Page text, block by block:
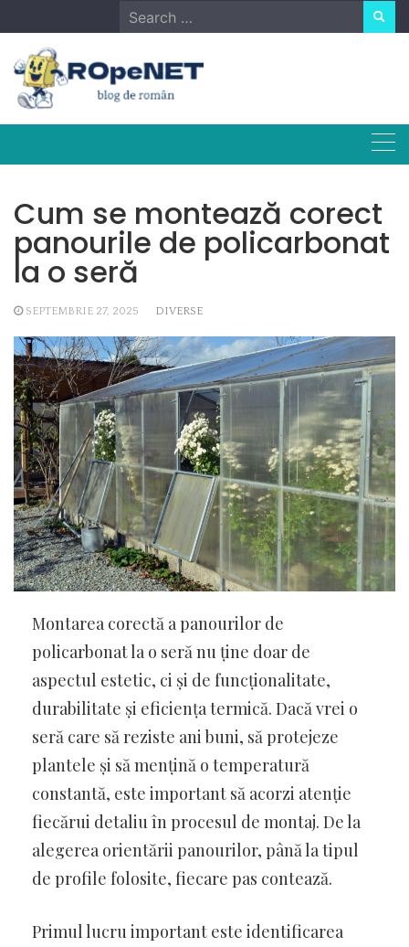
to
content
Search
for:
Cum se montează corect
panourile de policarbonat
la o seră
SEPTEMBRIE 27, 2025 DIVERSE
Montarea corectă a panourilor de
policarbonat la o seră nu ține doar de
aspectul estetic, ci și de funcționalitate,
durabilitate și eficiența termică. Dacă vrei o
seră care să reziste ani buni, să protejeze
plantele și să mențină o temperatură
constantă, este important să acorzi atenție
fiecărui detaliu în procesul de montaj. De la
alegerea orientării panourilor, până la tipul
de profile folosite, fiecare pas contează.
Primul lucru important este identificarea